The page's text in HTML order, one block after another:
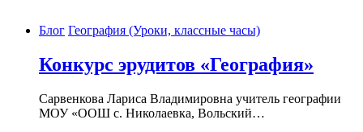
Блог География (Уроки, классные часы)
Конкурс эрудитов «География»
Сарвенкова Лариса Владимировна учитель географии
МОУ «ООШ с. Николаевка, Вольский…